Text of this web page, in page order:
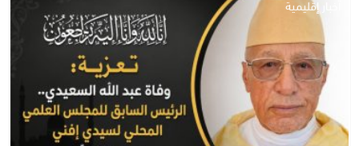
أخبار إقليمية